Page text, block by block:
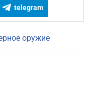
telegram
оружие